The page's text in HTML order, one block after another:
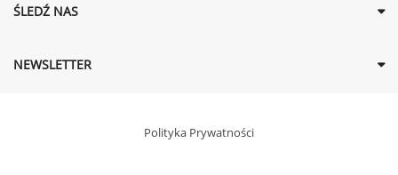
ŚLEDŹ NAS
NEWSLETTER
Polityka Prywatności